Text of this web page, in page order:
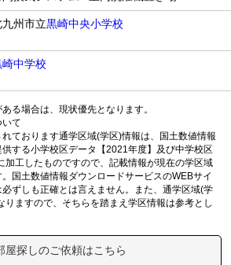
九州市立黒崎中央小学校
崎中学校
る場合は、現状優先となります。
て
ております通学区域(学区)情報は、国土数値情報
する小学校区データ【2021年度】及び中学校区
加工したものですので、記載情報が現在の学区域
国土数値情報ダウンロードサービスのWEBサイ
必ずしも正確とは言えません。また、通学区域(学
りますので、そちらを踏まえ学区情報は参考とし
屋探しのご依頼はこちら